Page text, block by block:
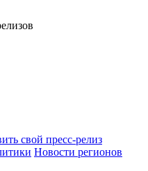
свой пресс-релиз
Новости регионов